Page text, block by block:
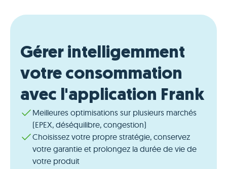
Gérer intelligemment
votre consommation
avec l'application Frank
Meilleures optimisations sur plusieurs marchés
(EPEX, déséquilibre, congestion)
Choisissez votre propre stratégie, conservez
votre garantie et prolongez la durée de vie de
votre produit